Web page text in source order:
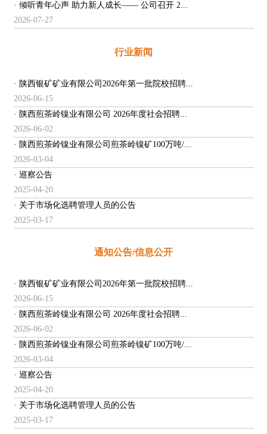
· 倾听青年心声 助力新人成长—— 公司召开 2...
2026-07-27
行业新闻
· 陕西银矿矿业有限公司2026年第一批院校招聘...
2026-06-15
· 陕西煎茶岭镍业有限公司 2026年度社会招聘...
2026-06-02
· 陕西煎茶岭镍业有限公司煎茶岭镍矿100万吨/...
2026-03-04
· 巡察公告
2025-04-20
· 关于市场化选聘管理人员的公告
2025-03-17
通知公告/信息公开
· 陕西银矿矿业有限公司2026年第一批院校招聘...
2026-06-15
· 陕西煎茶岭镍业有限公司 2026年度社会招聘...
2026-06-02
· 陕西煎茶岭镍业有限公司煎茶岭镍矿100万吨/...
2026-03-04
· 巡察公告
2025-04-20
· 关于市场化选聘管理人员的公告
2025-03-17